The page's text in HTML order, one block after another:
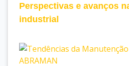
Perspectivas e avanços
industrial